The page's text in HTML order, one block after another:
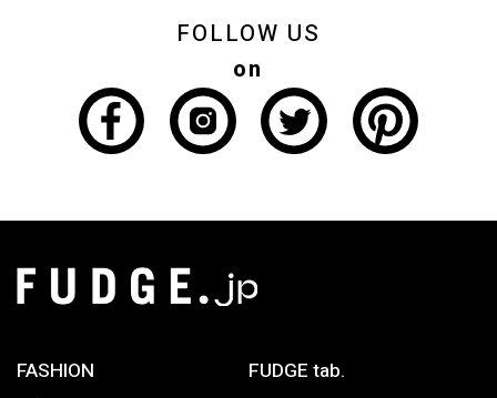
FOLLOW US
on
FASHION FUDGE tab.